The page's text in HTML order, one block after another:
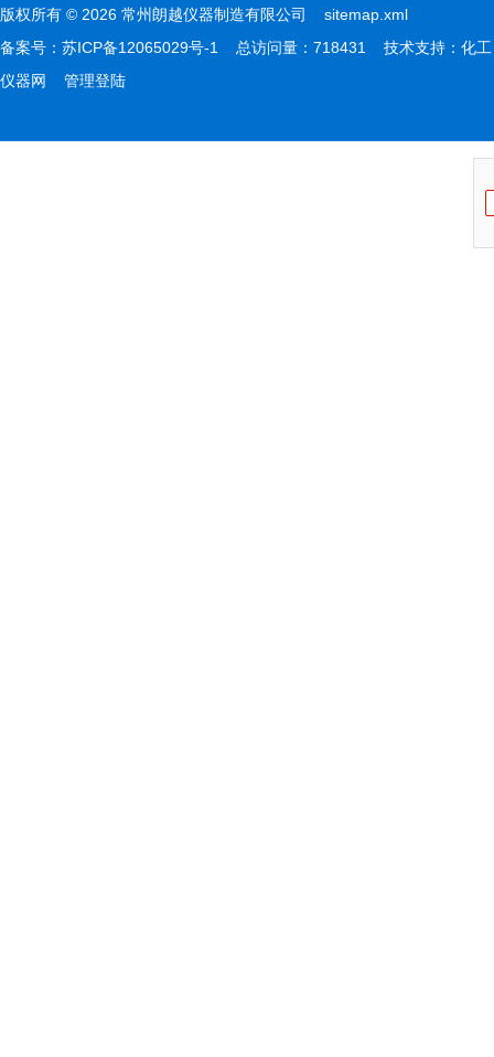
版权所有 © 2026 常州朗越仪器制造有限公司 sitemap.xml
备案号： 苏ICP备12065029号-1 总访问量：718431 技术支持： 化工
仪器网
管理登陆